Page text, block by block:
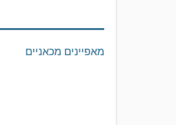
מאפיינים מכאניים